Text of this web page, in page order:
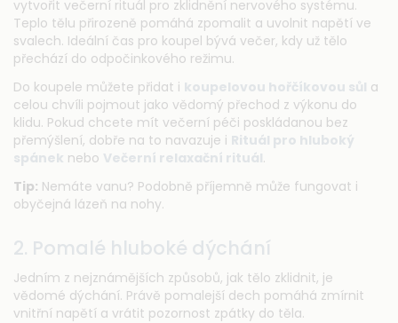
vytvořit večerní rituál pro zklidnění nervového systému.
Teplo tělu přirozeně pomáhá zpomalit a uvolnit napětí ve
svalech. Ideální čas pro koupel bývá večer, kdy už tělo
přechází do odpočinkového režimu.
Do koupele můžete přidat i koupelovou hořčíkovou sůl a
celou chvíli pojmout jako vědomý přechod z výkonu do
klidu. Pokud chcete mít večerní péči poskládanou bez
přemýšlení, dobře na to navazuje i Rituál pro hluboký
spánek nebo Večerní relaxační rituál.
Tip: Nemáte vanu? Podobně příjemně může fungovat i
obyčejná lázeň na nohy.
2. Pomalé hluboké dýchání
Jedním z nejznámějších způsobů, jak tělo zklidnit, je
vědomé dýchání. Právě pomalejší dech pomáhá zmírnit
vnitřní napětí a vrátit pozornost zpátky do těla.